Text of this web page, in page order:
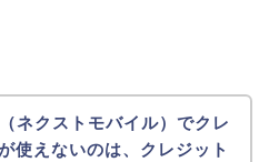
ネクストモバイル）でクレ
使えないのは、クレジット